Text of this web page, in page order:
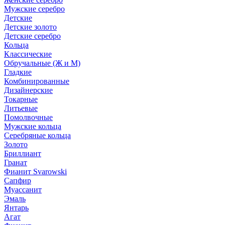
Мужские серебро
Детские
Детские золото
Детские серебро
Кольца
Классические
Обручальные (Ж и М)
Гладкие
Комбинированные
Дизайнерские
Токарные
Литьевые
Помолвочные
Мужские кольца
Серебряные кольца
Золото
Бриллиант
Гранат
Фианит Svarowski
Сапфир
Муассанит
Эмаль
Янтарь
Агат